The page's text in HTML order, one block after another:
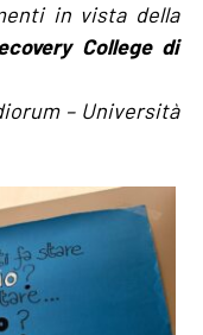
in vista della
College di
– Università